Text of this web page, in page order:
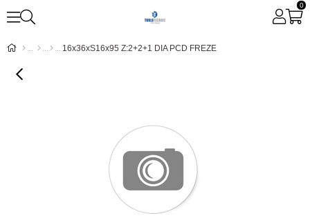
0
16x36xS16x95 Z:2+2+1 DIA PCD FREZE